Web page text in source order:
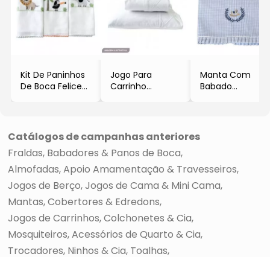
Kit De Paninhos
De Boca Felice
Jogo Para
Carrinho
- 180 Fios
Manta Com
Babado
- 180 Fios
Catálogos de campanhas anteriores
Fraldas, Babadores & Panos de Boca
Almofadas, Apoio Amamentação & Travesseiros
Jogos de Berço Jogos de Cama & Mini Cama
Mantas, Cobertores & Edredons
Jogos de Carrinhos, Colchonetes & Cia
Mosquiteiros, Acessórios de Quarto & Cia
Trocadores, Ninhos & Cia Toalhas